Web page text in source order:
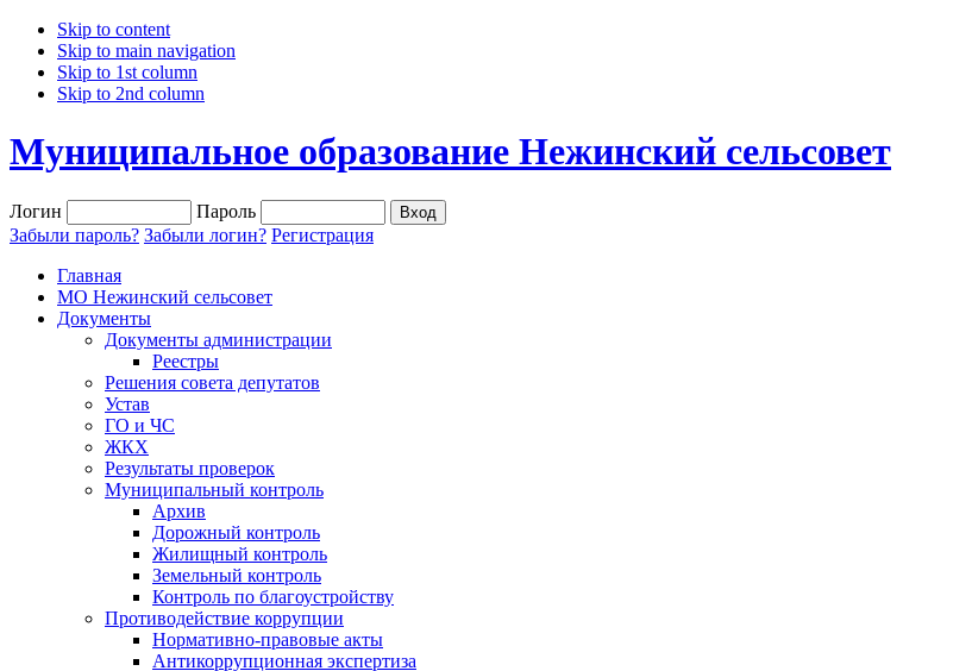
Skip to content
Skip to main navigation
Skip to 1st column
Skip to 2nd column
Муниципальное образование Нежинский сельсовет
Логин
Пароль
Забыли пароль? Забыли логин? Регистрация
Главная
МО Нежинский сельсовет
Документы
Документы администрации
Реестры
Решения совета депутатов
Устав
ГО и ЧС
ЖКХ
Результаты проверок
Муниципальный контроль
Архив
Дорожный контроль
Жилищный контроль
Земельный контроль
Контроль по благоустройству
Противодействие коррупции
Нормативно-правовые акты
Антикоррупционная экспертиза